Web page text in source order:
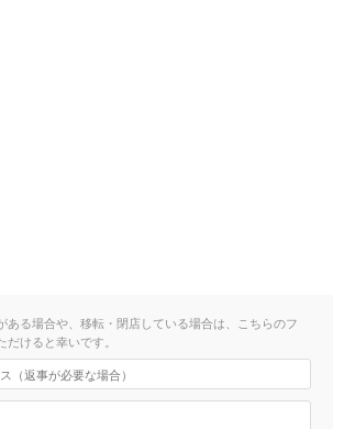
ある場合や、移転・閉店している場合は、こちらのフ
けると幸いです。